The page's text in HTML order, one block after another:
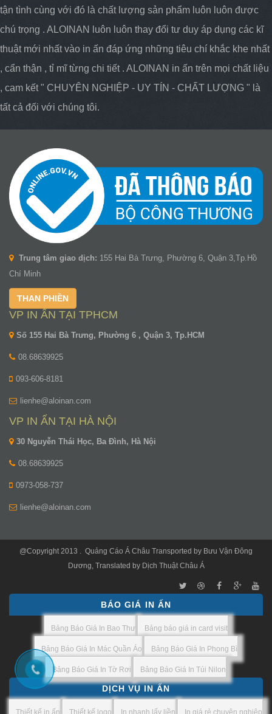
tận tình cùng với đó là chất lượng sản phẩm luôn luôn được
chú trọng . ALOINAN luôn luôn thay đổi tư duy áp dụng các kĩ
thuật mới nhất vào in ấn đáp ứng những tiêu chí khắc khe nhất
, cẩn thận , tỉ mĩ từng chi tiết . ALOINAN in ấn trên mọi chất liệu
, cam kết " CHUYÊN NGHIỆP - UY TÍN - CHẤT LƯỢNG " là
tất cả đối với chúng tôi.
Trung tâm giao dịch: 155 Hai Bà Trưng, Phường 6, Quận 3,Tp.Hồ
Chí Minh
THAN PHIỀN
VP IN ẤN TẠI TPHCM
Số 155 Hai Bà Trưng, Phường 6 , Quận 3, Tp.HCM
08.68639925
093-606-8181
lienhe@aloinan.com
VP IN ẤN TẠI HÀ NỘI
30 Nguyễn Thái Học, Ba Đình, Hà Nội
08.68639925
0973-058-737
lienhe@aloinan.com
@Copyright 2013 . Quảng Cáo Á Châu Transported by Bưu Vận Đông
Dương, Translated by Dịch Thuật Châu Á
BÁO GIÁ IN ẤN
Bảng Báo Giá In Bao Thư Bảng báo giá in card visit
Bảng Báo Giá In Mác Quần Áo Bảng Báo Giá In Phong Bì
Bảng Báo Giá In Tờ Rơi Bảng Báo Giá In Túi Nilon
DỊCH VỤ IN ẤN